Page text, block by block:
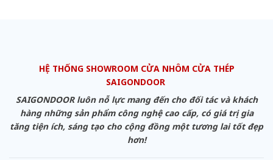
HỆ THỐNG SHOWROOM CỬA NHÔM CỬA THÉP
SAIGONDOOR
SAIGONDOOR luôn nỗ lực mang đến cho đối tác và khách
hàng những sản phẩm công nghệ cao cấp, có giá trị gia
tăng tiện ích, sáng tạo cho cộng đồng một tương lai tốt đẹp
hơn!